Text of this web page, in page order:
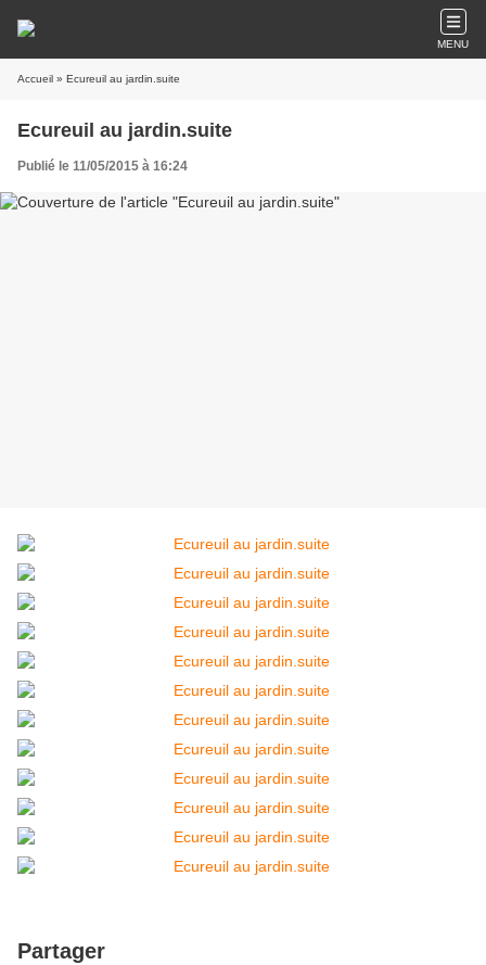
MENU
Accueil » Ecureuil au jardin.suite
Ecureuil au jardin.suite
Publié le 11/05/2015 à 16:24
Partager